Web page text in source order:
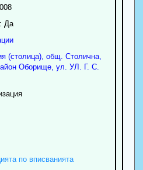
Да
(столица), общ. Столична,
Оборище, ул. УЛ. Г. С.
по вписванията